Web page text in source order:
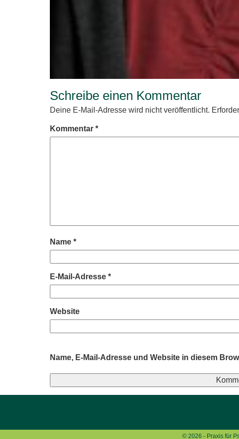
Schreibe einen Kommentar
Deine E-Mail-Adresse wird nicht veröffentlicht.
Kommentar *
Name *
E-Mail-Adresse *
Website
Name, E-Mail-Adresse und Website in diesem
© 2026 - Praxis für